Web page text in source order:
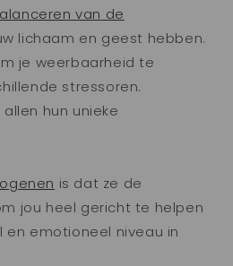
van de
lichaam en geest hebben.
je weerbaarheid te
stressoren.
hun unieke
is dat ze de
jou heel gericht te helpen
en emotioneel niveau in